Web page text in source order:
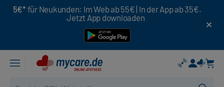
5€* für Neukunden: Im Web ab 55€ | In der App ab 35€.
Jetzt App downloaden